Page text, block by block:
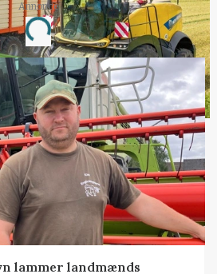
Annonce
Loading...
lammer landmænds